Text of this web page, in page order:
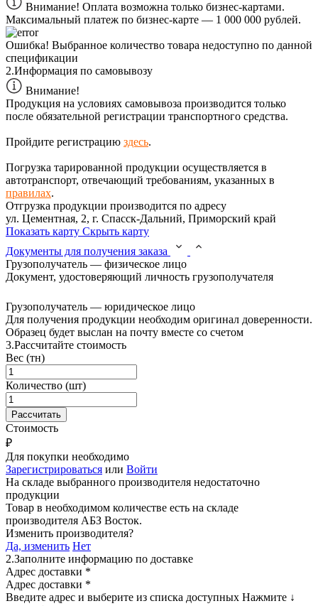
Внимание! Оплата возможна только бизнес-картами.
Максимальный платеж по бизнес-карте — 1 000 000 рублей.
Ошибка! Выбранное количество товара недоступно по данной
спецификации
2.Информация по самовывозу
Внимание!
Продукция на условиях самовывоза производится только
после обязательной регистрации транспортного средства.
Пройдите регистрацию здесь.
Погрузка тарированной продукции осуществляется в
автотранспорт, отвечающий требованиям, указанных в
правилах.
Отгрузка продукции производится по адресу
ул. Цементная, 2, г. Спасск-Дальний, Приморский край
Показать карту Скрыть карту
Документы для получения заказа
Грузополучатель — физическое лицо
Документ, удостоверяющий личность грузополучателя
Грузополучатель — юридическое лицо
Для получения продукции необходим оригинал доверенности.
Образец будет выслан на почту вместе со счетом
3.Рассчитайте стоимость
Вес (тн)
Количество (шт)
Стоимость
₽
Для покупки необходимо
Зарегистрироваться или Войти
На складе выбранного производителя недостаточно
продукции
Товар в необходимом количестве есть на складе
производителя АБЗ Восток.
Изменить производителя?
Да, изменить Нет
2.Заполните информацию по доставке
Адрес доставки *
Адрес доставки *
Введите адрес и выберите из списка доступных Нажмите ↓